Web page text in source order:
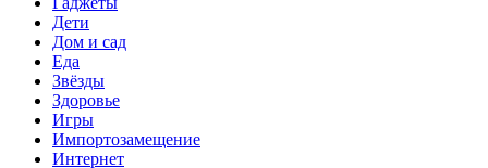
Дети
Дом и сад
Еда
Звёзды
Здоровье
Игры
Импортозамещение
Интернет